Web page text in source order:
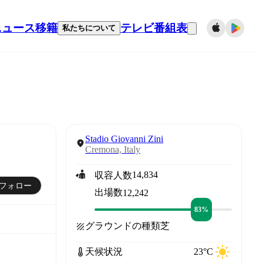
ース移籍 私たちについて テレビ番組表
ォロー
Stadio Giovanni Zini
Cremona, Italy
収容人数14,834
出場数12,242
83%
グラウンドの種類芝
天候状況 23°C